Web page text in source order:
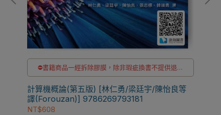
⛔書籍商品一經拆除膠膜，除非瑕疵換書不提供退貨
與退款
✅訂購數量5本以上另有優惠，請洽LINE客服訂購
計算機概論(第五版) [林仁勇/梁廷宇/陳怡良等
譯(Forouzan)] 9786269793181
NT$608